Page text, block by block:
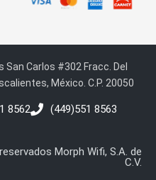
Carlos #302 Fracc. Del
México. C.P. 20050
8562
(449)551 8563
Morph Wifi, S.A. de
C.V.